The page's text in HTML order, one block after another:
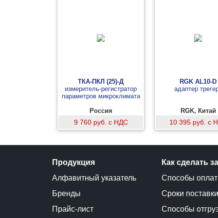
ТКА-ПКЛ (25)-Д
измеритель-регистратор
параметров микроклимата
Россия
9 760 руб. с НДС
RGK AL10-D
адаптер
RGK, Китай
10 395 руб. с
Продукция
Алфавитный указатель
Бренды
Прайс-лист
Как сделать
Способы
Сроки поставки
Способы